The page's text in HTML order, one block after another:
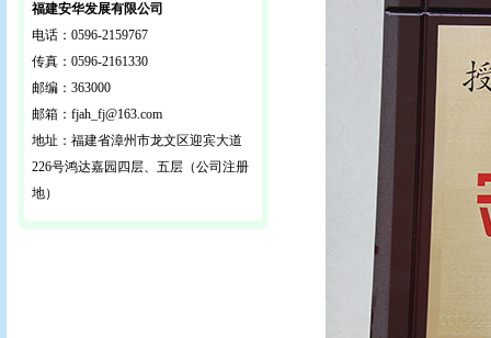
福建安华发展有限公司
电话：0596-2159767
传真：0596-2161330
邮编：363000
邮箱：fjah_fj@163.com
地址：福建省漳州市龙文区迎宾大道
226号鸿达嘉园四层、五层（公司注册
地）